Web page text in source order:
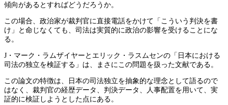
傾向があるとすればどうだろうか。
この場合、政治家が裁判官に直接電話をかけて「こういう判決を書
け」と命じなくても、司法は実質的に政治の影響を受けることにな
る。
J・マーク・ラムザイヤーとエリック・ラスムセンの「日本における
司法の独立を検証する」は、まさにこの問題を扱った文献である。
この論文の特徴は、日本の司法独立を抽象的な理念として語るので
はなく、裁判官の経歴データ、判決データ、人事配置を用いて、実
証的に検証しようとした点にある。